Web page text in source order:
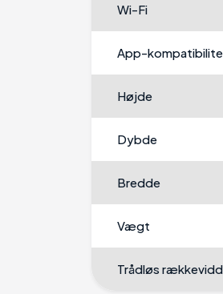
Wi-Fi
App-
Højde
Dybde
Bredde
Vægt
Trådløs